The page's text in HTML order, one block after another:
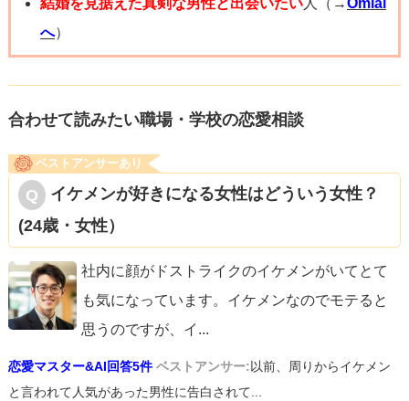
お二人はLINEよりも、会って直接話した方がお互いのこと
をよりよく知れるようなそんな関係に感じます。
そして、少し仲良くなってきたら、「もしかしてLINE返信
するの負担になってたりしない？」と優しく聞いてみる
結婚を見据えた真剣な男性と出会いたい人（→Omiai
へ）
合わせて読みたい職場・学校の恋愛相談
ベストアンサーあり
イケメンが好きになる女性はどういう女性？
(24歳・女性）
社内に顔がドストライクのイケメンがいてとて
も気になっています。イケメンなのでモテると
思うのですが、イ ...
恋愛マスター&AI回答5件 ベストアンサー:以前、周りからイケメン
と言われて人気があった男性に告白されて...